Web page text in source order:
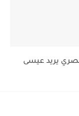
يريد عيسى